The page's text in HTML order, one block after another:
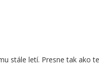
stále letí. Presne tak ako